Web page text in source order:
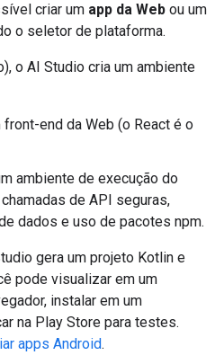
criar um app da Web ou um
o seletor de plataforma.
o AI Studio cria um ambiente
front-end da Web (o React é o
ambiente de execução do
de API seguras,
dados e uso de pacotes npm.
gera um projeto Kotlin e
pode visualizar em um
instalar em um
na Play Store para testes.
apps Android.